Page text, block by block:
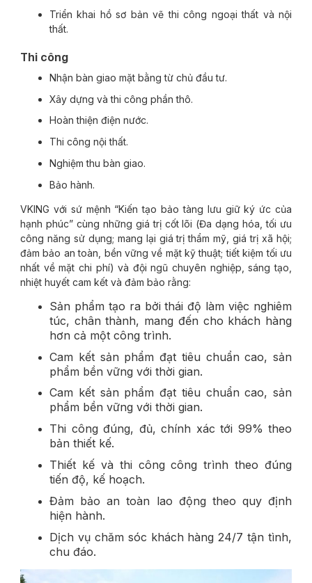
Triển khai hồ sơ bản vẽ thi công ngoại thất và nội
thất.
Thi công
Nhận bàn giao mặt bằng từ chủ đầu tư.
Xây dựng và thi công phần thô.
Hoàn thiện điện nước.
Thi công nội thất.
Nghiệm thu bàn giao.
Bảo hành.
VKING với sứ mệnh “Kiến tạo bảo tàng lưu giữ ký ức của
hạnh phúc” cùng những giá trị cốt lõi (Đa dạng hóa, tối ưu
công năng sử dụng; mang lại giá trị thẩm mỹ, giá trị xã hội;
đảm bảo an toàn, bền vững về mặt kỹ thuật; tiết kiệm tối ưu
nhất về mặt chi phí) và đội ngũ chuyên nghiệp, sáng tạo,
nhiệt huyết cam kết và đảm bảo rằng:
Sản phẩm tạo ra bởi thái độ làm việc nghiêm
túc, chân thành, mang đến cho khách hàng
hơn cả một công trình.
Cam kết sản phẩm đạt tiêu chuẩn cao, sản
phẩm bền vững với thời gian.
Cam kết sản phẩm đạt tiêu chuẩn cao, sản
phẩm bền vững với thời gian.
Thi công đúng, đủ, chính xác tới 99% theo
bản thiết kế.
Thiết kế và thi công công trình theo đúng
tiến độ, kế hoạch.
Đảm bảo an toàn lao động theo quy định
hiện hành.
Dịch vụ chăm sóc khách hàng 24/7 tận tình,
chu đáo.